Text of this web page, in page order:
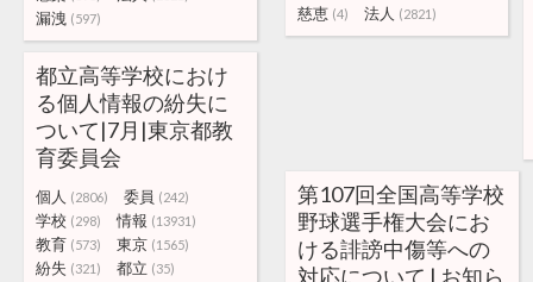
漏洩 (597) 慈恵 (4) 法人 (2821)
都立高等学校におけ
る個人情報の紛失に
ついて|7月|東京都教
育委員会
個人 (2806) 委員 (242)
学校 (298) 情報 (13931)
教育 (573) 東京 (1565)
紛失 (321) 都立 (35)
第107回全国高等学校
野球選手権大会にお
ける誹謗中傷等への
対応について | お知ら